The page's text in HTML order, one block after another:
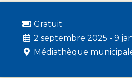
Gratuit
2 septembre 2025 - 9
Médiathèque